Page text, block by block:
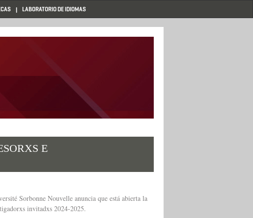
LABORATORIO DE IDIOMAS
E
Sorbonne Nouvelle anuncia que está abierta la
invitadxs 2024-2025.